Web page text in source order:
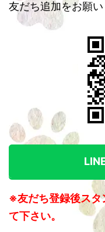
友だち追加をお願い
※友だち登録後スタ
て下さい。